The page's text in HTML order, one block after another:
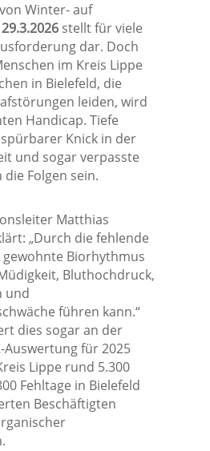
Winter- auf
29.3.2026stellt für viele
dar. Doch
im Kreis Lippe
in Bielefeld, die
leiden, wird
Handicap. Tiefe
Knick in der
und sogar verpasste
Folgen sein.
Matthias
„Durch die fehlende
Biorhythmus
Bluthochdruck,
und
führen kann.“
dies sogar an der
Auswertung für 2025
Lippe rund 5.300
Fehltage in Bielefeld
Beschäftigten